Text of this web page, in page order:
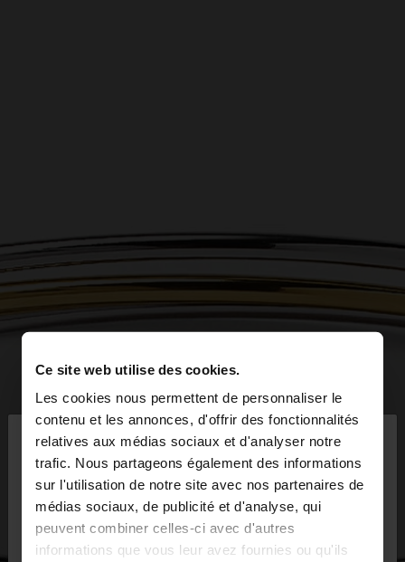
Ce site web utilise des cookies.
Les cookies nous permettent de personnaliser le
contenu et les annonces, d'offrir des fonctionnalités
relatives aux médias sociaux et d'analyser notre
trafic. Nous partageons également des informations
sur l'utilisation de notre site avec nos partenaires de
médias sociaux, de publicité et d'analyse, qui
peuvent combiner celles-ci avec d'autres
informations que vous leur avez fournies ou qu'ils
bonjour ×
Vous accédez au site depuis Luxembourg. Voulez-
vous parcourir notre site au United States?